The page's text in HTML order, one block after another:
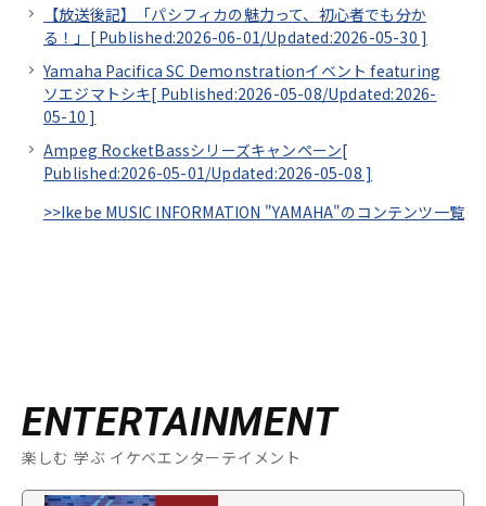
【放送後記】「パシフィカの魅力って、初心者でも分か
る！」[ Published:2026-06-01/Updated:2026-05-30 ]
Yamaha Pacifica SC Demonstrationイベント featuring
ソエジマトシキ[ Published:2026-05-08/Updated:2026-
05-10 ]
Ampeg RocketBassシリーズキャンペーン[
Published:2026-05-01/Updated:2026-05-08 ]
>>Ikebe MUSIC INFORMATION "YAMAHA"のコンテンツ一覧
ENTERTAINMENT
楽しむ 学ぶ イケベエンターテイメント